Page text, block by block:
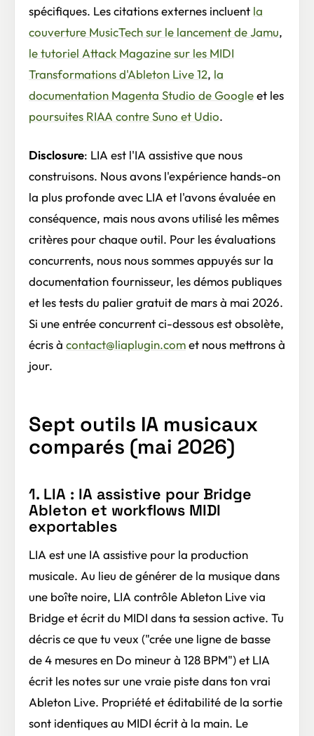
spécifiques. Les citations externes incluent la
couverture MusicTech sur le lancement de Jamu,
le tutoriel Attack Magazine sur les MIDI
Transformations d'Ableton Live 12, la
documentation Magenta Studio de Googleet les
poursuites RIAA contre Suno et Udio.
Disclosure: LIA est l'IA assistive que nous
construisons. Nous avons l'expérience hands-on
la plus profonde avec LIA et l'avons évaluée en
conséquence, mais nous avons utilisé les mêmes
critères pour chaque outil. Pour les évaluations
concurrents, nous nous sommes appuyés sur la
documentation fournisseur, les démos publiques
et les tests du palier gratuit de mars à mai 2026.
Si une entrée concurrent ci-dessous est obsolète,
écris à contact@liaplugin.comet nous mettrons à
jour.
Sept outils IA musicaux
comparés (mai 2026)
1. LIA : IA assistive pour Bridge
Ableton et workflows MIDI
exportables
LIA est une IA assistive pour la production
musicale. Au lieu de générer de la musique dans
une boîte noire, LIA contrôle Ableton Live via
Bridge et écrit du MIDI dans ta session active. Tu
décris ce que tu veux ("crée une ligne de basse
de 4 mesures en Do mineur à 128 BPM") et LIA
écrit les notes sur une vraie piste dans ton vrai
Ableton Live. Propriété et éditabilité de la sortie
sont identiques au MIDI écrit à la main. Le